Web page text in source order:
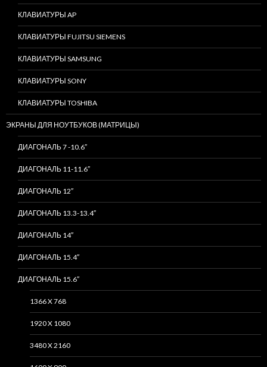
КЛАВИАТУРЫ AP
КЛАВИАТУРЫ FUJITSU SIEMENS
КЛАВИАТУРЫ SAMSUNG
КЛАВИАТУРЫ SONY
КЛАВИАТУРЫ TOSHIBA
ЭКРАНЫ ДЛЯ НОУТБУКОВ (МАТРИЦЫ)
ДИАГОНАЛЬ 7 -10.6″
ДИАГОНАЛЬ 11-11.6″
ДИАГОНАЛЬ 12″
ДИАГОНАЛЬ 13.3-13.4″
ДИАГОНАЛЬ 14″
ДИАГОНАЛЬ 15.4″
ДИАГОНАЛЬ 15.6″
1366 X 768
1920 X 1080
3480 X 2160